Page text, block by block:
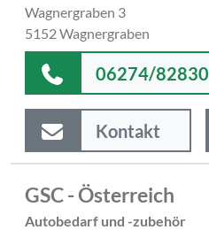
Wagnergraben 3
5152 Wagnergraben
06274/82830
Kontakt
GSC - Österreich
Autobedarf und -zubehör